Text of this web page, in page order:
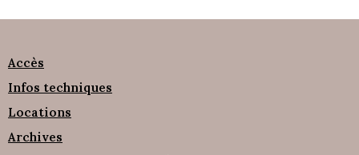
Accès
Infos techniques
Locations
Archives